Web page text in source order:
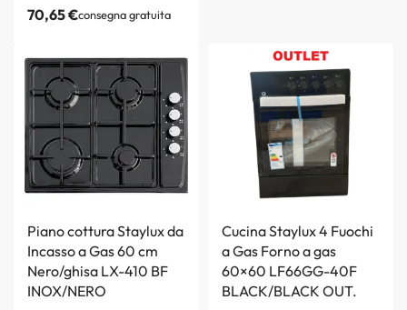
70,65€consegna gratuita
Piano cottura Staylux da
Incasso a Gas 60 cm
Nero/ghisa LX-410 BF
INOX/NERO
Cucina Staylux 4 Fuochi
a Gas Forno a gas
60×60 LF66GG-40F
BLACK/BLACK OUT.